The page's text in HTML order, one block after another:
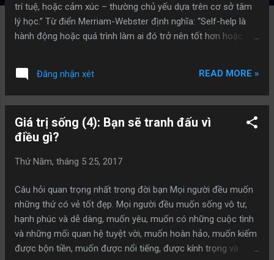
trí tuệ, hoặc cảm xúc – thường chủ yếu dựa trên cơ sở tâm
lý học.” Từ điển Merriam-Webster định nghĩa: “Self-help là
hành động hoặc quá trình làm ai đó trở nên tốt hơn hoặc
hoặc tình cảm mà không cần trợ giúp chuyên nghiệp.” Một
số từ điển Anh – Việt dịch self – help thành “tự lực”, “tự
toàn hoặc một phần với bản chất của từ này. Dựa vào các
định nghĩa trên, “tự cải tiến”, “tự cải thiện”, “tự hoàn thiện bản
dùng từ “ tự cải thiện bản thân ” thay cho self–help hay self–
improvement . Nói thêm một chút. Các khái niệm và thuật
ngữ của trào lưu “tự cải thiện bản thân” dùng đại trà ngày nay
đối lập hoàn toàn với lý luận, quan niệm v...
Đăng nhận xét READ MORE »
Giá trị sống (4): Bạn sẽ tranh đấu vì
điều gì?
Thứ Năm, tháng 5 25, 2017
Câu hỏi quan trọng nhất trong đời bạn Mọi người đều muốn
những thứ có vẻ tốt đẹp. Mọi người đều muốn sống vô tư,
hạnh phúc và dễ dàng, muốn yêu, muốn có những cuộc tình
và những mối quan hệ tuyệt vời, muốn hoàn hảo, muốn kiếm
được bộn tiền, muốn được nổi tiếng, được kính trọng và